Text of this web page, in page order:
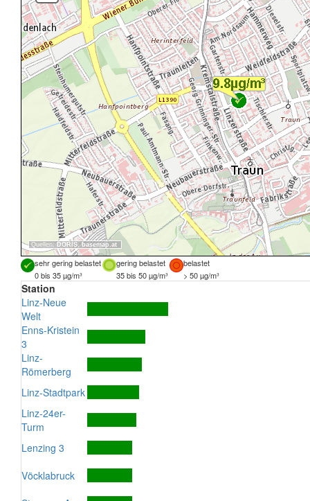
Quellen: DORIS, basemap.at
sehr gering belastet gering belastet
belastet
0 bis 35 µg/m³
35 bis 50 µg/m³ > 50 µg/m³
Station
Linz-Neue
Welt
Enns-Kristein
3
Linz-
Römerberg
Linz-Stadtpark
Linz-24er-
Turm
Lenzing 3
Vöcklabruck